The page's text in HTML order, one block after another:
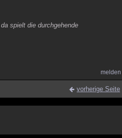
spielt die durchgehende
melden
vorherige Seite